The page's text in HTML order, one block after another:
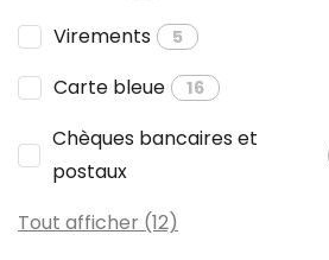
Virements 5
Carte bleue 16
Chèques bancaires et
postaux
Tout afficher (12)